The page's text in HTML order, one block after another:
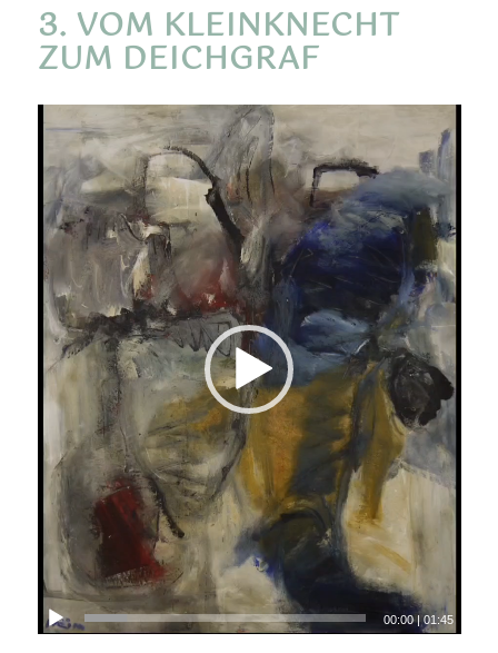
3. VOM KLEINKNECHT
ZUM DEICHGRAF
00:00|01:45